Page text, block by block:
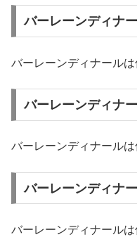
バーレーンディナ
バーレーンディナールは
バーレーンディナ
バーレーンディナールは
バーレーンディナ
バーレーンディナールは